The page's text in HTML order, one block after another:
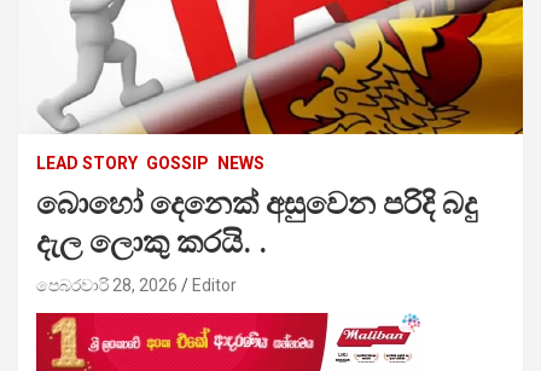
LEAD STORY GOSSIP NEWS
බොහෝ දෙනෙක් අසුවෙන පරිදි බදු
දැල ලොකු කරයි. .
පෙබරවාරි 28, 2026 Editor